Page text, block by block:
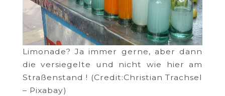
Limonade? Ja immer gerne, aber dann
die versiegelte und nicht wie hier am
Straßenstand ! (Credit:Christian Trachsel
– Pixabay)